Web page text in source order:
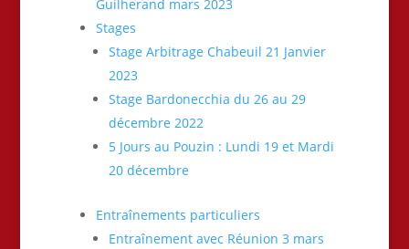
Guilherand mars 2023
Stages
Stage Arbitrage Chabeuil 21 Janvier
2023
Stage Bardonecchia du 26 au 29
décembre 2022
5 Jours au Pouzin : Lundi 19 et Mardi
20 décembre
Entraînements particuliers
Entraînement avec Réunion 3 mars